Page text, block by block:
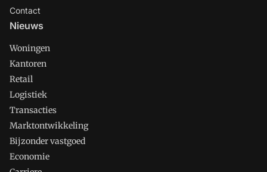
Contact
Nieuws
Woningen
Kantoren
Retail
Logistiek
Transacties
Marktontwikkeling
Bijzonder vastgoed
Economie